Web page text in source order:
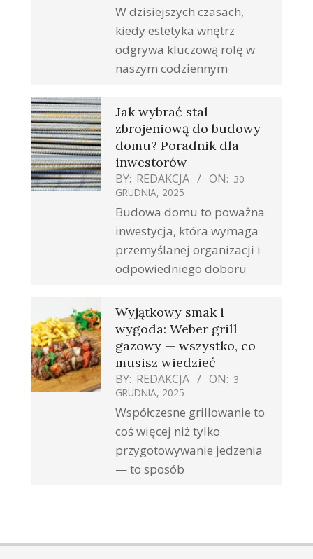
W dzisiejszych czasach,
kiedy estetyka wnętrz
odgrywa kluczową rolę w
naszym codziennym
Jak wybrać stal
zbrojeniową do budowy
domu? Poradnik dla
inwestorów
BY: REDAKCJA ON: 30
GRUDNIA, 2025
Budowa domu to poważna
inwestycja, która wymaga
przemyślanej organizacji i
odpowiedniego doboru
Wyjątkowy smak i
wygoda: Weber grill
gazowy — wszystko, co
musisz wiedzieć
BY: REDAKCJA ON: 3
GRUDNIA, 2025
Współczesne grillowanie to
coś więcej niż tylko
przygotowywanie jedzenia
— to sposób